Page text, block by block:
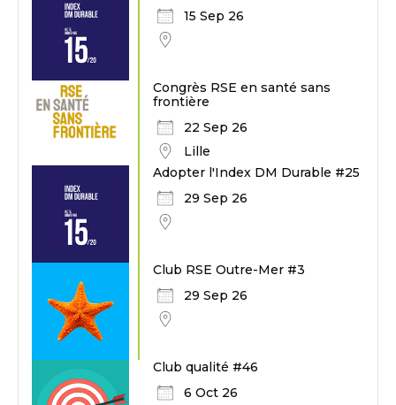
15 Sep 26
Congrès RSE en santé sans
frontière
22 Sep 26
Lille
Adopter l'Index DM Durable #25
29 Sep 26
Club RSE Outre-Mer #3
29 Sep 26
Club qualité #46
6 Oct 26